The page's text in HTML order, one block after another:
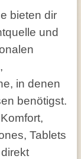
bieten dir
und
in denen
benötigst.
Tablets